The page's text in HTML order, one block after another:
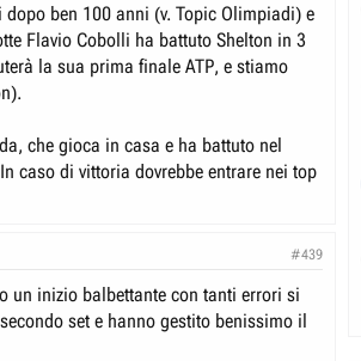
ben 100 anni (v. Topic Olimpiadi) e
Flavio Cobolli ha battuto Shelton in 3
la sua prima finale ATP, e stiamo
che gioca in casa e ha battuto nel
caso di vittoria dovrebbe entrare nei top
#439
un inizio balbettante con tanti errori si
set e hanno gestito benissimo il